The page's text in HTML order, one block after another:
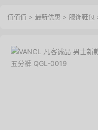
值值值 > 最新优惠 > 服饰鞋包